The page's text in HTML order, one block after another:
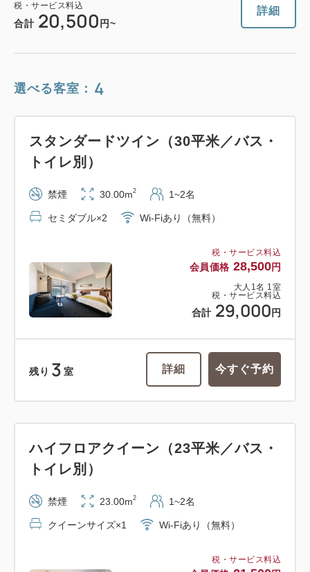
税・サービス料込
合計 20,500 円~
詳細
選べる客室： 4
税・サービス料込
会員価格 28,500円
大人 1 名 1 室
税・サービス料込
合計 29,000 円
スタンダードツイン（30平米／バス・
トイレ別）
禁煙 30.00m2 1~2名
セミダブル×2 Wi-Fiあり（無料）
残り 3 室 詳細 今すぐ予約
税・サービス料込
ハイフロアクイーン（23平米／バス・
トイレ別）
禁煙 23.00m2 1~2名
クイーンサイズ×1 Wi-Fiあり（無料）